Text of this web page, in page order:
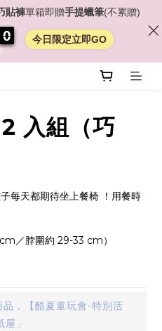
入組（巧
每天都期待坐上餐椅 ！用餐時
／脖圍約 29-33 cm）
品，【酷夏童玩會-特別活
」
貼褲單箱即贈手提蠟筆(不累贈)
0
0
0
0
9 今日限定立即GO